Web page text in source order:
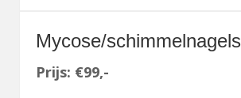
Mycose/schimmelnagels
Prijs: €99,-